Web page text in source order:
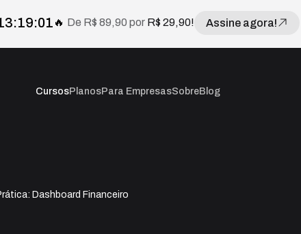
13horas,19minutos e00 segundos
:19:00 🔥 De R$ 89,90 por R$ 29,90! Assine agora!
CursosPlanosPara EmpresasSobreBlog
Dashboard Financeiro